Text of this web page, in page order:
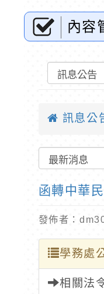
內容
訊息公
函轉中華
發佈者：
學務處
相關法